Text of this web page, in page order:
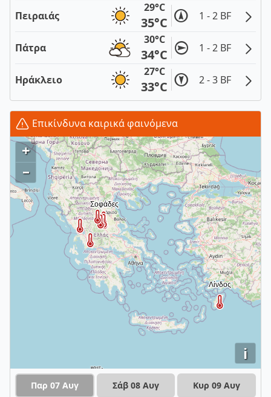
Πειραιάς
29°C
35°C 1 - 2 BF
Πάτρα
30°C
34°C 1 - 2 BF
Ηράκλειο
27°C
33°C 2 - 3 BF
Επικίνδυνα καιρικά φαινόμενα
i
+
–
Παρ 07 Αυγ Σάβ 08 Αυγ Κυρ 09 Αυγ